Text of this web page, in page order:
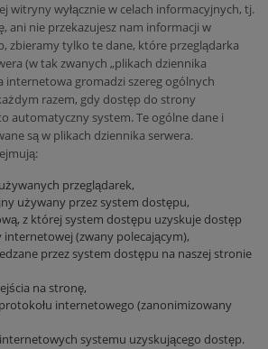
witryny wyłącznie w celach informacyjnych, tj.
ani nie przekazujesz nam informacji w
zbieramy tylko te dane, które przeglądarka
(w tak zwanych „plikach dziennika
internetowa gromadzi szereg ogólnych
razem, gdy dostęp do strony
automatyczny system. Te ogólne dane i
są w plikach dziennika serwera.
przeglądarek,
używany przez system dostępu,
z której system dostępu uzyskuje dostęp
internetowej (zwany polecającym),
przez system dostępu na naszej stronie
na stronę,
internetowego (zanonimizowany
systemu uzyskującego dostęp.